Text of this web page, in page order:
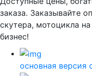
заказа. Заказывайте
скутера, мотоцикла на
бизнес!
основная версия